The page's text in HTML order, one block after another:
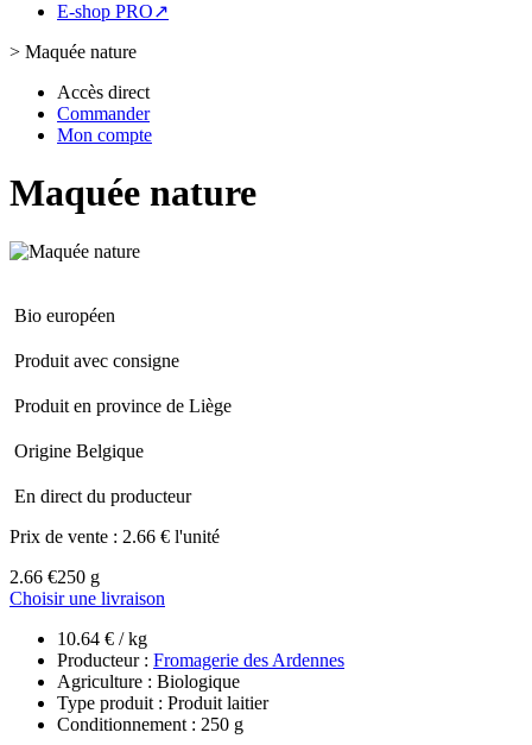
E-shop PRO↗
> Maquée nature
Accès direct
Commander
Mon compte
Maquée nature
Bio européen
Produit avec consigne
Produit en province de Liège
Origine Belgique
En direct du producteur
Prix de vente : 2.66 € l'unité
2.66 €250 g
Choisir une livraison
10.64 € / kg
Producteur : Fromagerie des Ardennes
Agriculture : Biologique
Type produit : Produit laitier
Conditionnement : 250 g